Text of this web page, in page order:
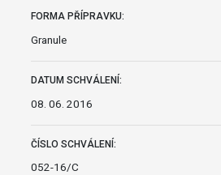
FORMA PŘÍPRAVKU:
Granule
DATUM SCHVÁLENÍ:
08. 06. 2016
ČÍSLO SCHVÁLENÍ:
052-16/C